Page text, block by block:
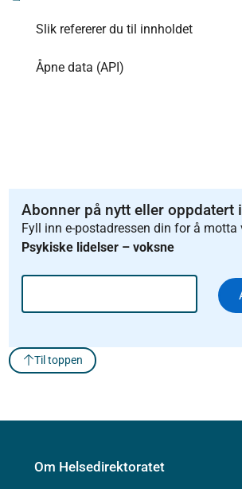
Slik refererer du til innholdet
Åpne data (API)
Abonner på nytt eller oppdatert
Fyll inn e-postadressen din for å motta
Psykiske lidelser – voksne
Til toppen
Om Helsedirektoratet